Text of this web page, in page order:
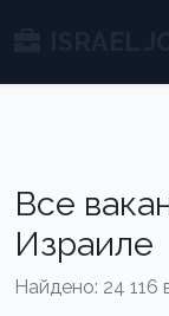
Все
Израиле
Найдено: 24 116